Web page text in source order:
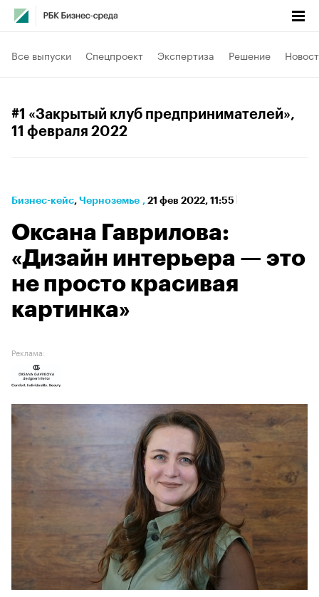
Все выпуски Спецпроект Экспертиза Решение
#1 «Закрытый клуб предпринимателей»,
11 февраля 2022
Бизнес-кейс⁠, Черноземье , 21 фев 2022, 11:55
Оксана Гаврилова:
«Дизайн интерьера — это
не просто красивая
картинка»
Реклама: